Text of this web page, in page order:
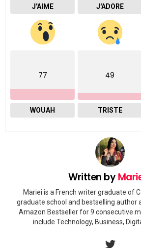
J'AIME J'ADORE
77
WOUAH
49
TRISTE
Written by
Mariei is a French writer graduate of
graduate school and bestselling author
Amazon Bestseller for 9 consecutive
include Technology, Business,